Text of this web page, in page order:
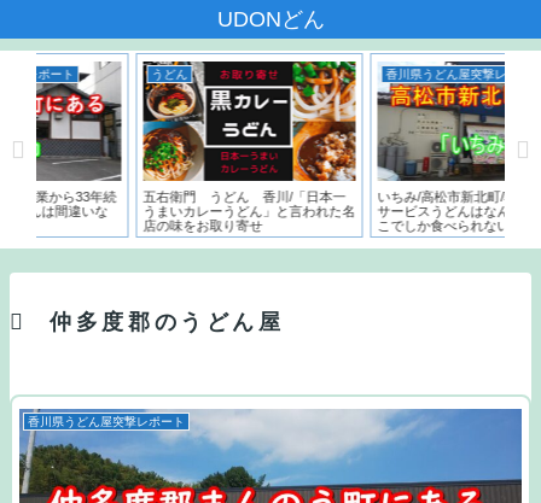
UDONどん
香川県うどん屋突撃レポート
いちみ/高松市新北町/朝7時からの
サービスうどんはなんと150円。こ
こでしか食べられないフカの天ぷら
とは？？
うどん
香川高松の飲んだ後の〆はうどんで
決まり！営業時間が遅いうどん屋５
仲多度郡のうどん屋
香川県うどん屋突撃レポート